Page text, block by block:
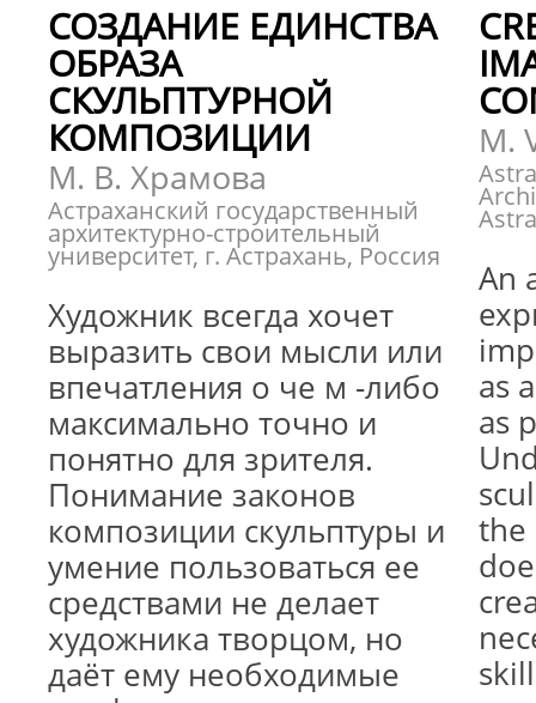
СОЗДАНИЕ ЕДИНСТВА
ОБРАЗА
СКУЛЬПТУРНОЙ
КОМПОЗИЦИИ
М. В. Храмова
Астраханский государственный
архитектурно-строительный
университет, г. Астрахань, Россия
Художник всегда хочет
выразить свои мысли или
впечатления о че м -либо
максимально точно и
понятно для зрителя.
Понимание законов
композиции скульптуры и
умение пользоваться ее
средствами не делает
художника творцом, но
даёт ему необходимые
M.
An
as
as
the